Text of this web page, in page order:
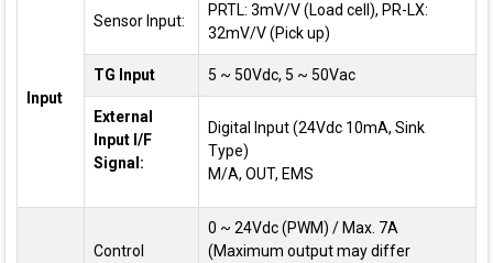
Input
Sensor Input:
PRTL: 3mV/V (Load cell), PR-LX:
32mV/V (Pick up)
TG Input 5 ~ 50Vdc, 5 ~ 50Vac
External
Input I/F
Signal:
Digital Input (24Vdc 10mA, Sink
Type)
M/A, OUT, EMS
Control
0 ~ 24Vdc (PWM) / Max. 7A
(Maximum output may differ